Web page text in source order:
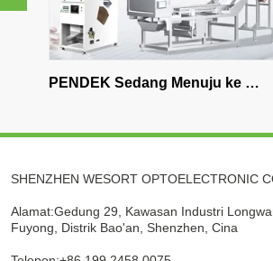
Sedang Menuju ke
Di
SHENZHEN WESORT OPTOELECTRONIC
Alamat:Gedung 29, Kawasan Industri
Fuyong, Distrik Bao'an, Shenzhen, Cina